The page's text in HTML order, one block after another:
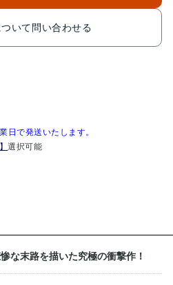
いて問い合わせる
日で発送いたします。
選択可能
な末路を描いた究極の衝撃作！